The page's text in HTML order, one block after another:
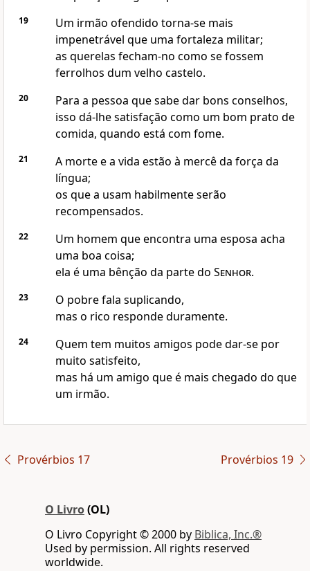
19
Um irmão ofendido torna-se mais
impenetrável que uma fortaleza militar;
as querelas fecham-no como se fossem
ferrolhos dum velho castelo.
20
Para a pessoa que sabe dar bons conselhos,
isso dá-lhe satisfação como um bom prato de
comida, quando está com fome.
21
A morte e a vida estão à mercê da força da
língua;
os que a usam habilmente serão
recompensados.
22
Um homem que encontra uma esposa acha
uma boa coisa;
ela é uma bênção da parte do Senhor.
23
O pobre fala suplicando,
mas o rico responde duramente.
24
Quem tem muitos amigos pode dar-se por
muito satisfeito,
mas há um amigo que é mais chegado do que
um irmão.
Provérbios 17 Provérbios 19
O Livro(OL)
O Livro Copyright © 2000 by Biblica, Inc.®
Used by permission. All rights reserved
worldwide.